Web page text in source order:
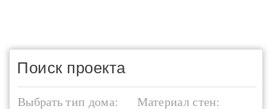
Поиск проекта
Выбрать тип дома: Материал стен: